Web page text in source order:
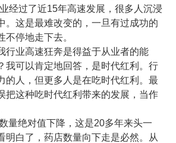
经过了近15年高速发展，很多人沉浸
。这是最难改变的，一旦有过成功的
停地走下去。
行业高速狂奔是得益于从业者的能
我可以肯定地回答，是时代红利。行
的人，但更多人是在吃时代红利。最
把这种吃时代红利带来的发展，当作
量绝对值下降，这是20多年来头一
明白了，药店数量向下走是必然。从